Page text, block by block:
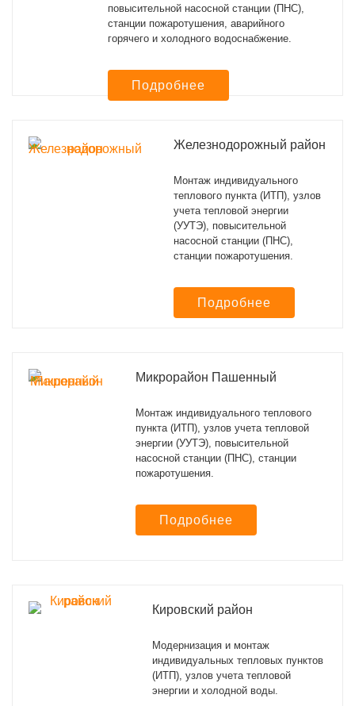
повысительной насосной станции (ПНС),
станции пожаротушения, аварийного
горячего и холодного водоснабжение.
Подробнее
Железнодорожный район
Монтаж индивидуального
теплового пункта (ИТП), узлов
учета тепловой энергии
(УУТЭ), повысительной
насосной станции (ПНС),
станции пожаротушения.
Подробнее
Микрорайон Пашенный
Монтаж индивидуального теплового
пункта (ИТП), узлов учета тепловой
энергии (УУТЭ), повысительной
насосной станции (ПНС), станции
пожаротушения.
Подробнее
Кировский район
Модернизация и монтаж
индивидуальных тепловых пунктов
(ИТП), узлов учета тепловой
энергии и холодной воды.